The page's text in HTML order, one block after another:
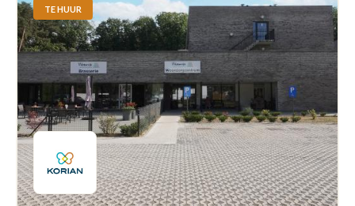
TE HUUR